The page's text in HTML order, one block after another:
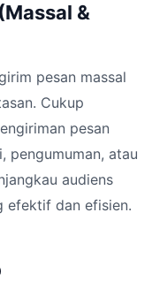
&
pesan massal
Cukup
pesan
pengumuman, atau
audiens
efektif dan efisien.